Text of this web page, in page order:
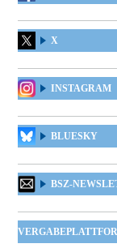
X
INSTAGRAM
BLUESKY
BSZ-